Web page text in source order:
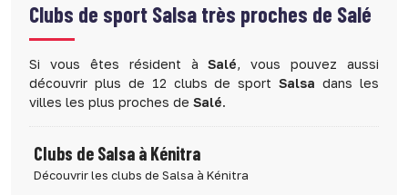
Clubs de sport Salsa très proches de Salé
Si vous êtes résident àSalé, vous pouvez aussi
découvrir plus de 12 clubs de sportSalsa dans les
villes les plus proches de Salé.
Clubs de Salsa à Kénitra
Découvrir les clubs de Salsa à Kénitra